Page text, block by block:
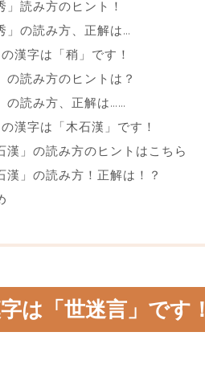
」読み方のヒント！
」の読み方、正解は…
漢字は「稍」です！
の読み方のヒントは？
の読み方、正解は……
漢字は「木石漢」です！
漢」の読み方のヒントはこちら
漢」の読み方！正解は！？
は「世迷言」です！